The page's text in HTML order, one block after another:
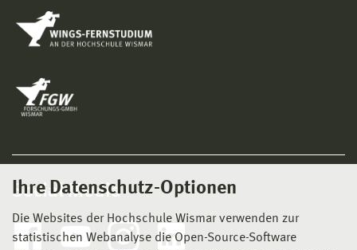
Ihre Datenschutz-Optionen
Die Websites der Hochschule Wismar verwenden zur
statistischen Webanalyse die Open-Source-Software
Social Media